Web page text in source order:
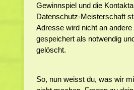
Gewinnspiel und die
Datenschutz-Meisterschaft
Adresse wird nicht an
gespeichert als notwendig
gelöscht.
So, nun weisst du, was wir